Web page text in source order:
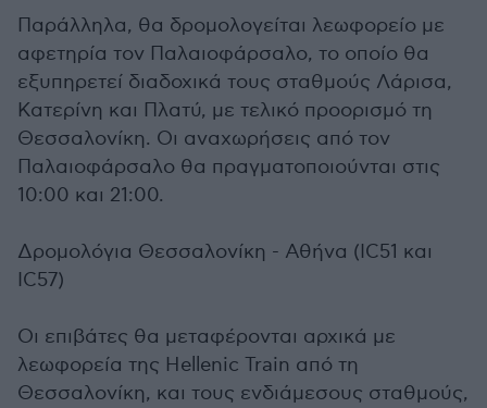
Παράλληλα, θα δρομολογείται λεωφορείο με
αφετηρία τον Παλαιοφάρσαλο, το οποίο θα
εξυπηρετεί διαδοχικά τους σταθμούς Λάρισα,
Κατερίνη και Πλατύ, με τελικό προορισμό τη
Θεσσαλονίκη. Οι αναχωρήσεις από τον
Παλαιοφάρσαλο θα πραγματοποιούνται στις
10:00 και 21:00.
Δρομολόγια Θεσσαλονίκη - Αθήνα (IC51 και
IC57)
Οι επιβάτες θα μεταφέρονται αρχικά με
λεωφορεία της Hellenic Train από τη
Θεσσαλονίκη, και τους ενδιάμεσους σταθμούς,